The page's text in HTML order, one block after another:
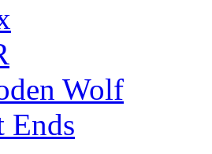
Wolf
Ends